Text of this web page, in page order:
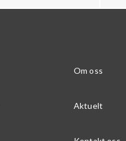
Om oss
Aktuelt